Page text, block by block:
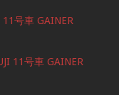
11号車 GAINER
11号車 GAINER